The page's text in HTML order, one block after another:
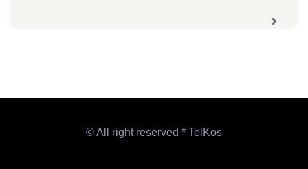
© All right reserved * TelKos